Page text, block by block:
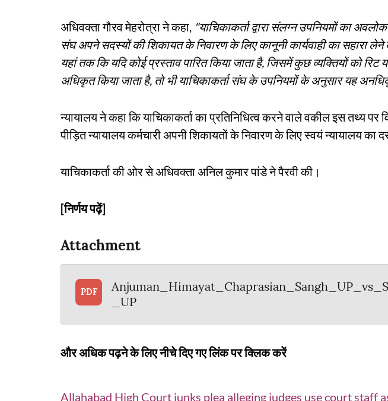
अधिवक्ता गौरव मेहरोत्रा ​​ने कहा, "याचिकाकर्ता द्वारा संलग्न उपनियमों का
संघ अपने सदस्यों की शिकायत के निवारण के लिए कानूनी कार्यवाही का सहारा
यहां तक ​​कि यदि कोई प्रस्ताव पारित किया जाता है, जिसमें कुछ व्यक्तियों को रिट
अधिकृत किया जाता है, तो भी याचिकाकर्ता संघ के उपनियमों के अनुसार यह
न्यायालय ने कहा कि याचिकाकर्ता का प्रतिनिधित्व करने वाले वकील इस तथ्य पर
पीड़ित न्यायालय कर्मचारी अपनी शिकायतों के निवारण के लिए स्वयं न्यायालय
याचिकाकर्ता की ओर से अधिवक्ता अनिल कुमार पांडे ने पैरवी की।
[निर्णय पढ़ें]
Attachment
PDF
_UP
और अधिक पढ़ने के लिए नीचे दिए गए लिंक पर क्लिक करें
Allahabad High Court junks plea alleging judges use court staff